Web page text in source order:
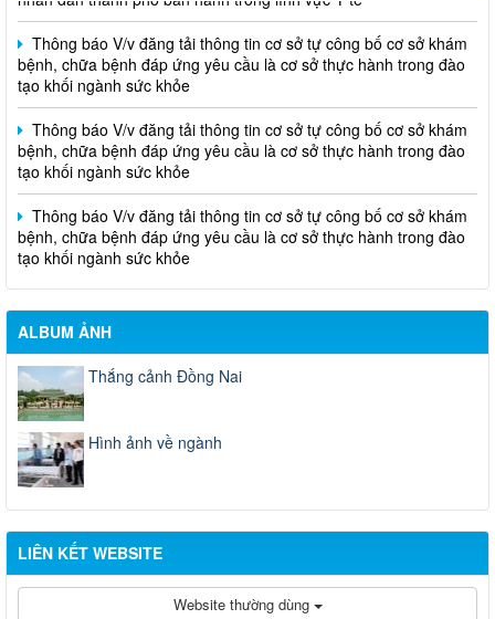
Thông báo V/v đăng tải thông tin cơ sở tự công bố cơ sở khám
bệnh, chữa bệnh đáp ứng yêu cầu là cơ sở thực hành trong đào
tạo khối ngành sức khỏe
Thông báo V/v đăng tải thông tin cơ sở tự công bố cơ sở khám
bệnh, chữa bệnh đáp ứng yêu cầu là cơ sở thực hành trong đào
tạo khối ngành sức khỏe
Thông báo V/v đăng tải thông tin cơ sở tự công bố cơ sở khám
bệnh, chữa bệnh đáp ứng yêu cầu là cơ sở thực hành trong đào
tạo khối ngành sức khỏe
ALBUM ẢNH
Thắng cảnh Đồng Nai
Hình ảnh về ngành
LIÊN KẾT WEBSITE
Website thường dùng